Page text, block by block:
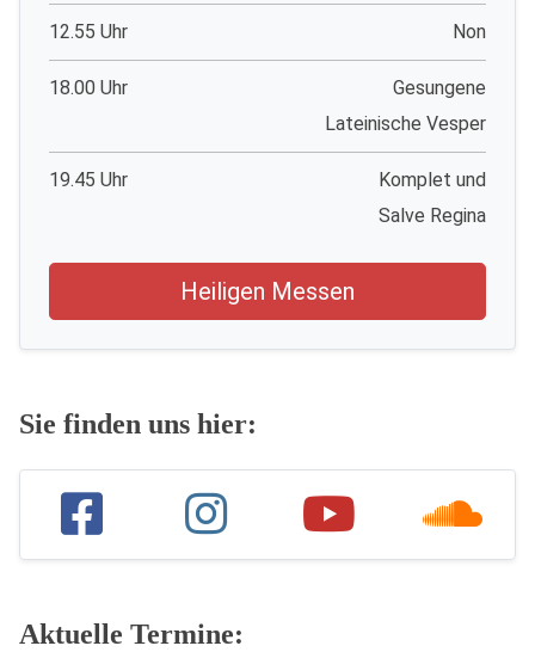
12.55 Uhr Non
18.00 Uhr
Gesungene
Lateinische Vesper
19.45 Uhr
Komplet und
Salve Regina
Heiligen Messen
Sie finden uns hier:
Aktuelle Termine: